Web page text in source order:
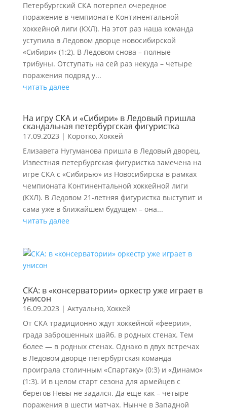
Петербургский СКА потерпел очередное
поражение в чемпионате Континентальной
хоккейной лиги (КХЛ). На этот раз наша команда
уступила в Ледовом дворце новосибирской
«Сибири» (1:2). В Ледовом снова – полные
трибуны. Отступать на сей раз некуда – четыре
поражения подряд у...
читать далее
На игру СКА и «Сибири» в Ледовый пришла
скандальная петербургская фигуристка
17.09.2023 | Коротко, Хоккей
Елизавета Нугуманова пришла в Ледовый дворец.
Известная петербургская фигуристка замечена на
игре СКА с «Сибирью» из Новосибирска в рамках
чемпионата Континентальной хоккейной лиги
(КХЛ). В Ледовом 21-летняя фигуристка выступит и
сама уже в ближайшем будущем – она...
читать далее
СКА: в «консерватории» оркестр уже играет в
унисон
16.09.2023 | Актуально, Хоккей
От СКА традиционно ждут хоккейной «феерии»,
града заброшенных шайб. в родных стенах. Тем
более — в родных стенах. Однако в двух встречах
в Ледовом дворце петербургская команда
проиграла столичным «Спартаку» (0:3) и «Динамо»
(1:3). И в целом старт сезона для армейцев с
берегов Невы не задался. Да еще как – четыре
поражения в шести матчах. Нынче в Западной